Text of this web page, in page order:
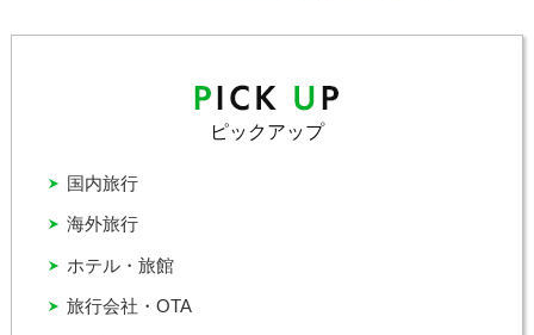
ピックアップ
ホテル・旅館
国内旅行
旅行会社・OTA
海外旅行